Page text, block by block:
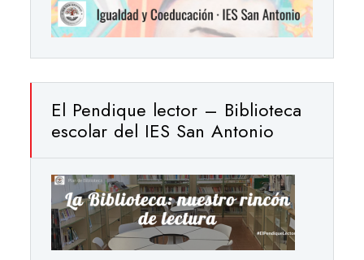
El Pendique lector – Biblioteca
escolar del IES San Antonio